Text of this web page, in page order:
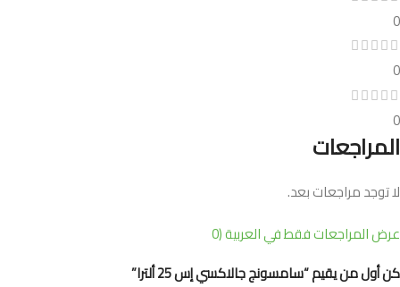
0
0
0
المراجعات
لا توجد مراجعات بعد.
عرض المراجعات فقط في العربية (0
كن أول من يقيم “سامسونج جالاكسي إس 25 ألترا”